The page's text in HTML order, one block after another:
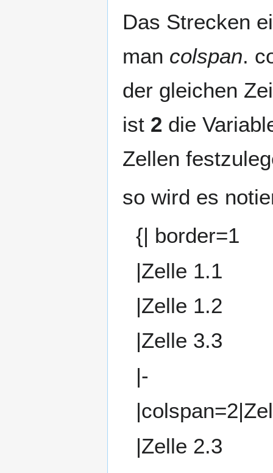
Das Strecken
man colspan.
der gleichen
ist 2 die
Zellen
so wird es
{| border=1
|Zelle 1.1
|Zelle 1.2
|Zelle 3.3
|-
|Zelle 2.3